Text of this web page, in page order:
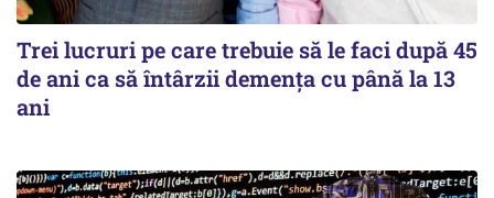
Trei lucruri pe care trebuie să le faci după 45
de ani ca să întârzii demența cu până la 13
ani